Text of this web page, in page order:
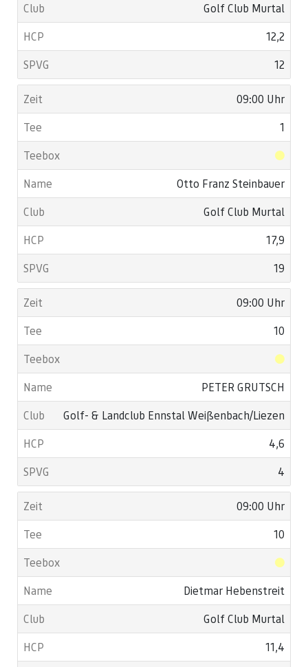
Golf Club Murtal
12,2
12
09:00 Uhr
1
Otto Franz Steinbauer
Golf Club Murtal
17,9
19
09:00 Uhr
10
PETER GRUTSCH
Golf- & Landclub Ennstal Weißenbach/Liezen
4,6
4
09:00 Uhr
10
Dietmar Hebenstreit
Golf Club Murtal
11,4